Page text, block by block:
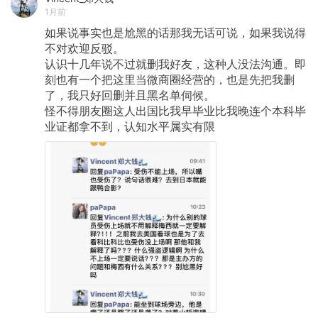
1月前
如果说事实也是尬黑的话那我无话可说，如果我说得
不对欢迎反驳。
认识十几年说不过就删我好友，这种人没法沟通。即
刻也有一个把这里当微商圈经营的，也是先把我删
了，我只好回删并且黑名单伺候。
怪不得朋友圈这人出国比我早毕业比我晚连个本科毕
业证都拿不到，认知水平属实有限